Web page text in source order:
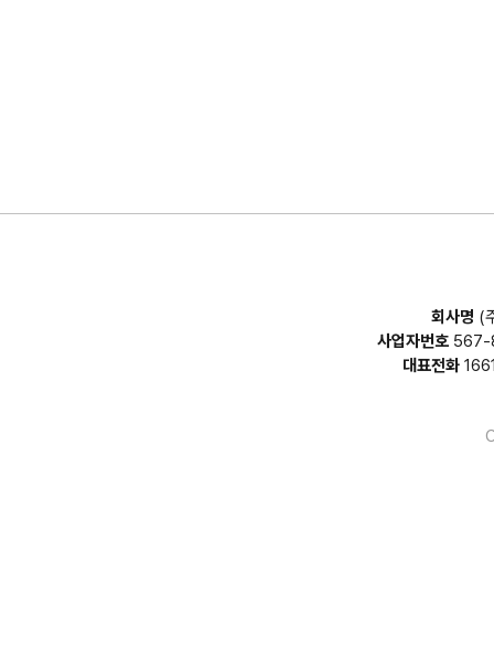
회사명 (
사업자번호567-
대표전화